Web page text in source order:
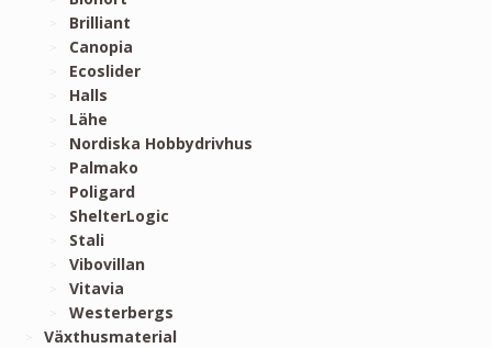
Brilliant
Canopia
Ecoslider
Halls
Lähe
Nordiska Hobbydrivhus
Palmako
Poligard
ShelterLogic
Stali
Vibovillan
Vitavia
Westerbergs
Växthusmaterial